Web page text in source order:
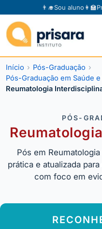
👨‍🎓Sou aluno 👩‍🏫
Início
Pós-Graduação
Pós-Graduação em Saúde
Reumatologia
PÓS-
Pós em
prática e atualizada
com foco em